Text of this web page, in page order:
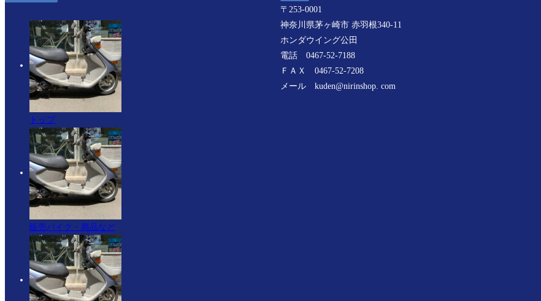
トップ
販売バイク・商品など
〒253-0001
神奈川県茅ヶ崎市 ⾚⽻根340-11
ホンダウイング公⽥
電話 0467-52-7188
ＦＡＸ 0467-52-7208
メール kuden@nirinshop. com